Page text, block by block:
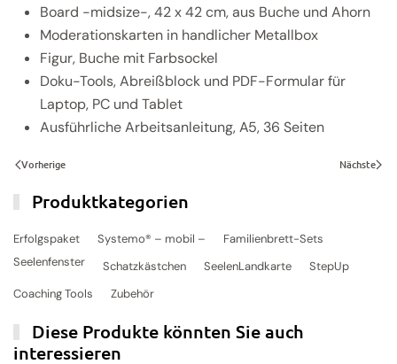
Board -midsize-, 42 x 42 cm, aus Buche und Ahorn
Moderationskarten in handlicher Metallbox
Figur, Buche mit Farbsockel
Doku-Tools, Abreißblock und PDF-Formular für
Laptop, PC und Tablet
Ausführliche Arbeitsanleitung, A5, 36 Seiten
Vorherige Nächste
Produktkategorien
Erfolgspaket Systemo® – mobil –
Familienbrett-Sets
Seelenfenster
Schatzkästchen SeelenLandkarte
StepUp
Coaching Tools
Zubehör
Diese Produkte könnten Sie auch
interessieren